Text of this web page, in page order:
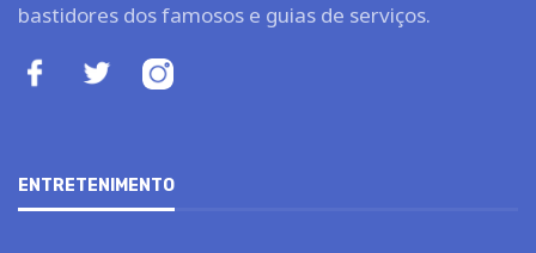
bastidores dos famosos e guias de serviços.
ENTRETENIMENTO